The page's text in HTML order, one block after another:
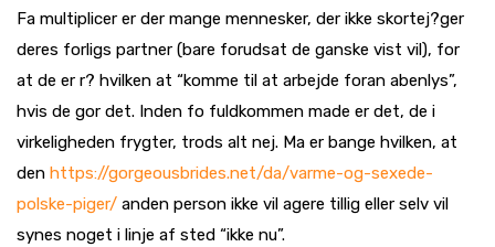
Fa multiplicer er der mange mennesker, der ikke skortej?ger
deres forligs partner (bare forudsat de ganske vist vil), for
at de er r? hvilken at “komme til at arbejde foran abenlys”,
hvis de gor det. Inden fo fuldkommen made er det, de i
virkeligheden frygter, trods alt nej. Ma er bange hvilken, at
den https://gorgeousbrides.net/da/varme-og-sexede-
polske-piger/ anden person ikke vil agere tillig eller selv vil
synes noget i linje af sted “ikke nu”.